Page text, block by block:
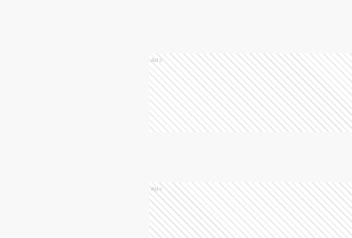
Ads
Ads